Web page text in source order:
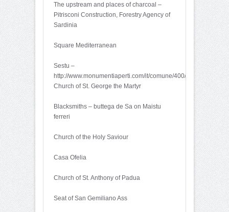
The upstream and places of charcoal –
Pitrisconi Construction, Forestry Agency of
Sardinia
Square Mediterranean
Sestu –
http://www.monumentiaperti.com/it/comune/400/Sestu.html
Church of St. George the Martyr
Blacksmiths – buttega de Sa on Maistu
ferreri
Church of the Holy Saviour
Casa Ofelia
Church of St. Anthony of Padua
Seat of San Gemiliano Ass